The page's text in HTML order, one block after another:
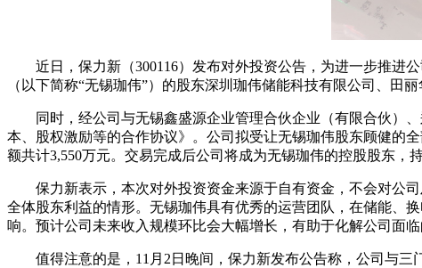
近日，保力新（300116）发布对外投资公告，为进一步推进
（以下简称“无锡珈伟”）的股东深圳珈伟储能科技有限公司、田
同时，经公司与无锡鑫盛源企业管理合伙企业（有限合伙）
本、股权激励等的合作协议》。公司拟受让无锡珈伟股东顾健的
额共计3,550万元。交易完成后公司将成为无锡珈伟的控股股东，持
保力新表示，本次对外投资资金来源于自有资金，不会对公
全体股东利益的情形。无锡珈伟具有优秀的运营团队，在储能、
响。预计公司未来收入规模环比会大幅增长，有助于化解公司面
值得注意的是，11月2日晚间，保力新发布公告称，公司与